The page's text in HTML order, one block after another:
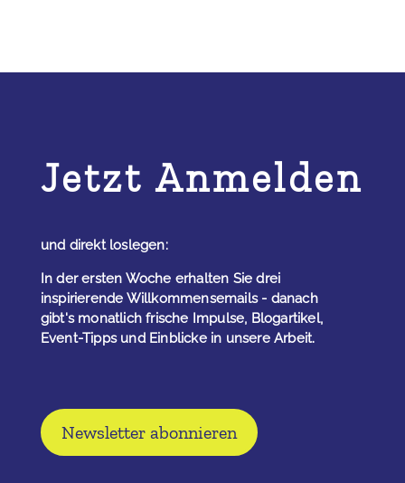
Jetzt Anmelden
und direkt loslegen:
In der ersten Woche erhalten Sie drei
inspirierende Willkommensemails - danach
gibt's monatlich frische Impulse, Blogartikel,
Event-Tipps und Einblicke in unsere Arbeit.
Newsletter abonnieren